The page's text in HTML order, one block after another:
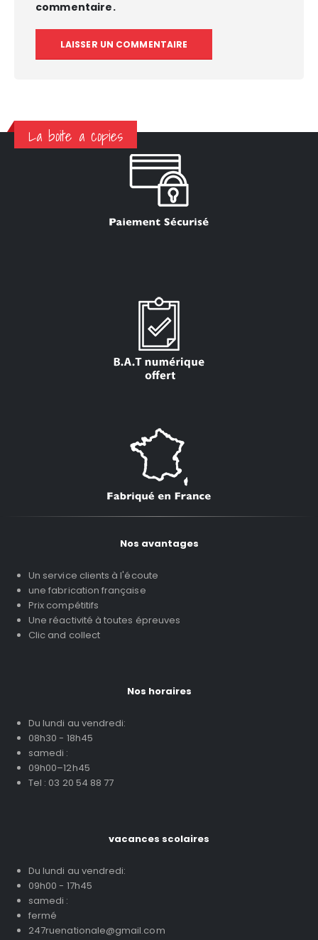
commentaire.
La boite a copies
Nos avantages
Un service clients à l'écoute
une fabrication française
Prix compétitifs
Une réactivité à toutes épreuves
Clic and collect
Nos horaires
Du lundi au vendredi:
08h30 - 18h45
samedi :
09h00–12h45
Tel : 03 20 54 88 77
vacances scolaires
Du lundi au vendredi:
09h00 - 17h45
samedi :
fermé
247ruenationale@gmail.com